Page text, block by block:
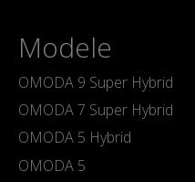
Modele
OMODA 9 Super Hybrid
OMODA 7 Super Hybrid
OMODA 5 Hybrid
OMODA 5